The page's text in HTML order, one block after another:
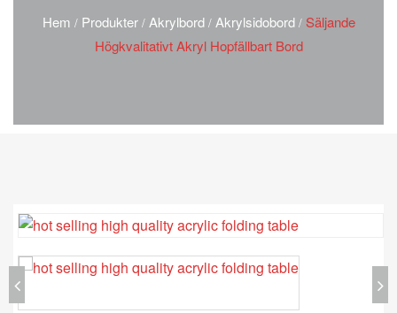
Hem / Produkter/ Akrylbord/ Akrylsidobord/ Säljande
Högkvalitativt Akryl Hopfällbart Bord